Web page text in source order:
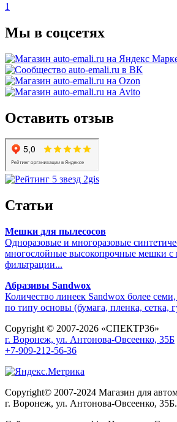
1
Мы в соцсетях
Оставить отзыв
Статьи
Мешки для пылесосов
Одноразовые и многоразовые
многослойные высокопрочные мешки с
фильтрации...
Абразивы Sandwox
Количество линеек Sandwox более
по типу основы (бумага, пленка, сетка,
Copyright © 2007-2026 «СПЕКТР36»
г. Воронеж, ул. Антонова-Овсеенко, 35Б
+7-909-212-56-36
Copyright© 2007-2024 Магазин для
г. Воронеж, ул. Антонова-Овсеенко,